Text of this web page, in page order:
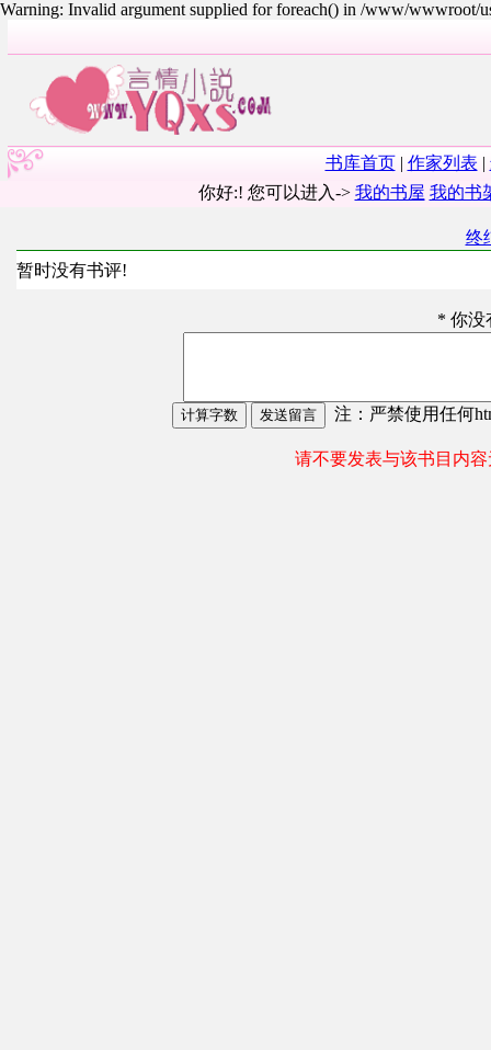
Warning: Invalid argument supplied for foreach() in /www/wwwroot/
书库首页| 作家列表 |
你好:! 您可以进入-> 我的书屋 我的书
终
暂时没有书评!
* 你没
注：严禁使用任何
请不要发表与该书目内